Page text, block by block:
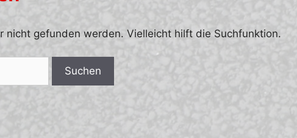
nicht gefunden werden. Vielleicht hilft die Suchfunktion.